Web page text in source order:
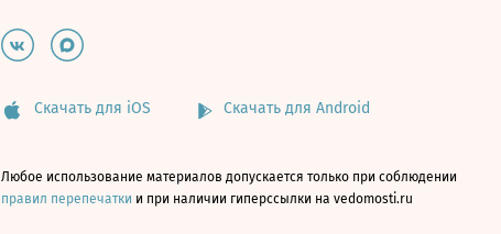
Скачать для iOS Скачать для Android
Любое использование материалов допускается только при соблюдении
правил перепечатки и при наличии гиперссылки на vedomosti.ru